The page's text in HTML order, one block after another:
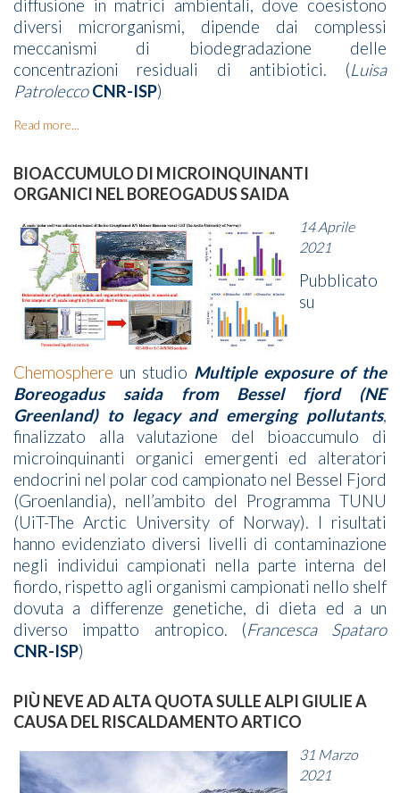
diffusione in matrici ambientali, dove coesistono
diversi microrganismi, dipende dai complessi
meccanismi di biodegradazione delle
concentrazioni residuali di antibiotici. (Luisa
Patrolecco CNR-ISP)
Read more...
BIOACCUMULO DI MICROINQUINANTI
ORGANICI NEL BOREOGADUS SAIDA
14 Aprile
2021
Pubblicato
su
Chemosphere un studio Multiple exposure of the
Boreogadus saida from Bessel fjord (NE
Greenland) to legacy and emerging pollutants,
finalizzato alla valutazione del bioaccumulo di
microinquinanti organici emergenti ed alteratori
endocrini nel polar cod campionato nel Bessel Fjord
(Groenlandia), nell’ambito del Programma TUNU
(UiT-The Arctic University of Norway). I risultati
hanno evidenziato diversi livelli di contaminazione
negli individui campionati nella parte interna del
fiordo, rispetto agli organismi campionati nello shelf
dovuta a differenze genetiche, di dieta ed a un
diverso impatto antropico.
(Francesca Spataro
CNR-ISP)
PIÙ NEVE AD ALTA QUOTA SULLE ALPI GIULIE A
CAUSA DEL RISCALDAMENTO ARTICO
31 Marzo
2021